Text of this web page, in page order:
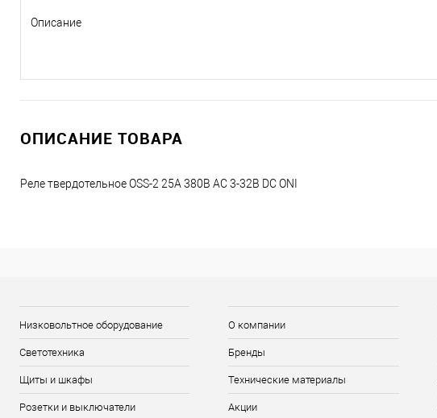
Описание
ОПИСАНИЕ ТОВАРА
Реле твердотельное OSS-2 25А 380В AC 3-32В DC ONI
Низковольтное оборудование
Светотехника
Щиты и шкафы
Розетки и выключатели
О компании
Бренды
Технические материалы
Акции